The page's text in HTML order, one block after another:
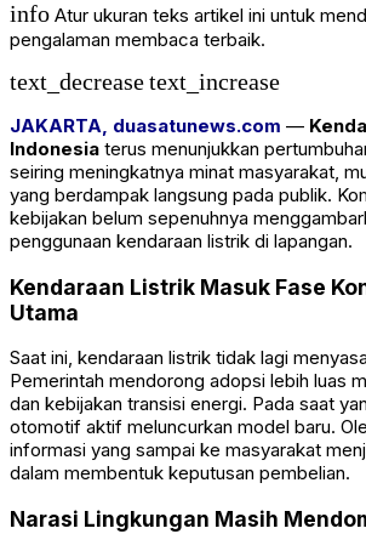
info Atur ukuran teks artikel ini untuk
pengalaman membaca terbaik.
text_decreasetext_increase
JAKARTA, duasatunews.com —
Indonesia terus menunjukkan
seiring meningkatnya minat masyarakat,
yang berdampak langsung pada publik.
kebijakan belum sepenuhnya
penggunaan kendaraan listrik di lapangan.
Kendaraan Listrik Masuk Fase
Utama
Saat ini, kendaraan listrik tidak lagi
Pemerintah mendorong adopsi lebih luas
dan kebijakan transisi energi. Pada saat
otomotif aktif meluncurkan model baru.
informasi yang sampai ke masyarakat
dalam membentuk keputusan pembelian.
Narasi Lingkungan Masih